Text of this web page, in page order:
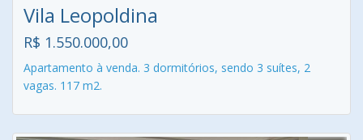
Vila Leopoldina
R$ 1.550.000,00
Apartamento à venda. 3 dormitórios, sendo 3 suítes, 2
vagas. 117 m2.